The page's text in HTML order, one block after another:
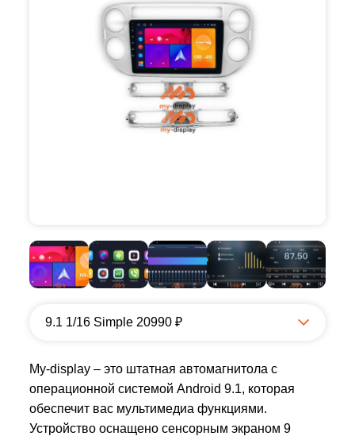
9.1 1/16 Simple 20990 ₽
My-display – это штатная автомагнитола с
операционной системой Android 9.1, которая
обеспечит вас мультимедиа функциями.
Устройство оснащено сенсорным экраном 9